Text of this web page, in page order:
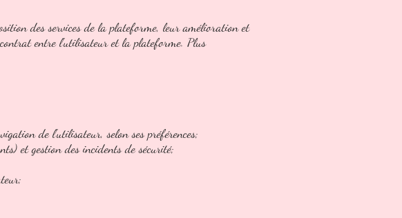
des services de la plateforme, leur amélioration et
entre l'utilisateur et la plateforme. Plus
de l'utilisateur, selon ses préférences;
et gestion des incidents de sécurité;